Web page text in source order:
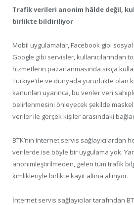
Trafik verileri anonim hâlde değil,
birlikte bildiriliyor
Mobil uygulamalar, Facebook gibi
Google gibi servisler, kullanıcılarından
hizmetlerin pazarlanmasında sıkça
Türkiye’de ve dünyada yürürlükte olan
kanunları uyarınca, bu veriler veri
belirlenmesini önleyecek şekilde
veriler ile gerçek kişiler arasındaki
BTK’nın internet servis sağlayıcılardan
verilerde ise böyle bir uygulama yok.
anonimleştirilmeden, gelen tüm trafik
kimlikleriyle birlikte kayıt altına alınıyor.
İnternet servis sağlayıcılar tarafından